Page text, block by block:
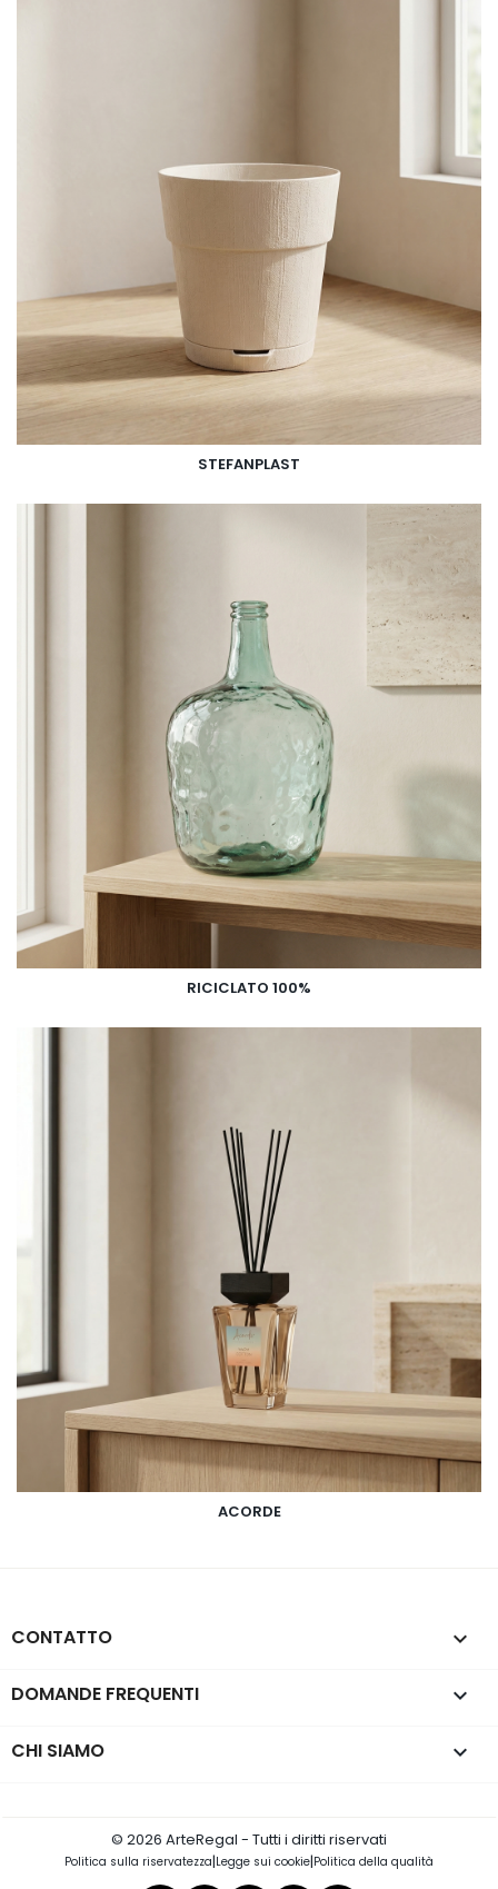
STEFANPLAST
RICICLATO 100%
ACORDE
CONTATTO keyboard_arrow_down
DOMANDE FREQUENTI 
CHI SIAMO 
© 2026 ArteRegal - Tutti i diritti riservati
Politica sulla riservatezza|Legge sui cookie|Politica della qualità